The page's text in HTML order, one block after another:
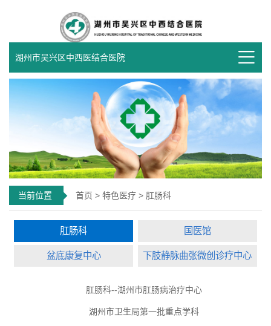
湖州市吴兴区中西医结合医院
当前位置 首页 > 特色医疗 > 肛肠科
肛肠科 国医馆
盆底康复中心 下肢静脉曲张微创诊疗中心
肛肠科--湖州市肛肠病治疗中心
湖州市卫生局第一批重点学科